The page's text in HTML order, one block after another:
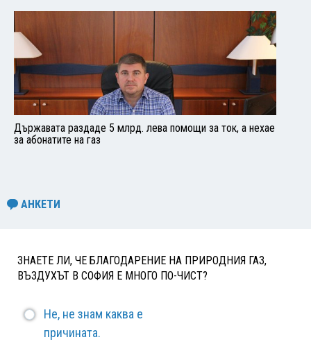
Държавата раздаде 5 млрд. лева помощи за ток, а нехае
за абонатите на газ
АНКЕТИ
ЗНАЕТЕ ЛИ, ЧЕ БЛАГОДАРЕНИЕ НА ПРИРОДНИЯ ГАЗ,
ВЪЗДУХЪТ В СОФИЯ Е МНОГО ПО-ЧИСТ?
Не, не знам каква е
причината.